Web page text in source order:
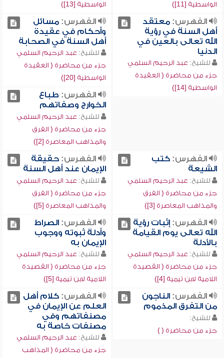
الواسطية [11])
الواسطية [13])
الفهرس:معتقد
أهل السنة في رؤية
الله تعالى بالعين في
الدنيا
للشيخ: عبد الرحيم السلمي
جزء من محاضرة ( العقيدة
الواسطية [14])
الفهرس:مسائل
وأحكام في عقيدة
أهل السنة في الصحابة
للشيخ: عبد الرحيم السلمي
جزء من محاضرة ( العقيدة
الواسطية [20])
الفهرس: طباع
الخوارج وصفاتهم
للشيخ: عبد الرحيم السلمي
جزء من محاضرة ( الفرق
والمذاهب المعاصرة [2])
الفهرس:كتب
الشيعة
للشيخ: عبد الرحيم السلمي
جزء من محاضرة ( الفرق
والمذاهب المعاصرة [3])
الفهرس:حقيقة
الإيمان عند أهل السنة
للشيخ: عبد الرحيم السلمي
جزء من محاضرة ( الفرق
والمذاهب المعاصرة [5])
الفهرس:إثبات رؤية
الله تعالى يوم القيامة
بالأدلة
للشيخ: عبد الرحيم السلمي
جزء من محاضرة ( القصيدة
اللامية لابن تيمية [4])
الفهرس:الصراط
وأدلة ثبوته ووجوب
الإيمان به
للشيخ: عبد الرحيم السلمي
جزء من محاضرة ( القصيدة
اللامية لابن تيمية [5])
الفهرس:الناجون
من التفرق المذموم
للشيخ:
جزء من محاضرة ( )
الفهرس:كلام أهل
العلم عن الإيمان في
مصنفاتهم وفي
مصنفات خاصة به
للشيخ: عبد الرحيم السلمي
جزء من محاضرة ( المذاهب